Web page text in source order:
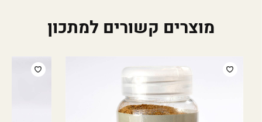
מוצרים קשורים למתכון